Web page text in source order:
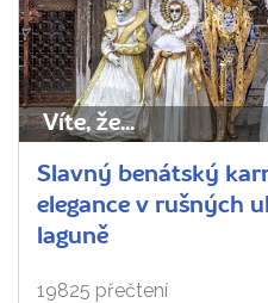
Víte, že...
Slavný benátský
elegance v rušných
laguně
19825 přečtení